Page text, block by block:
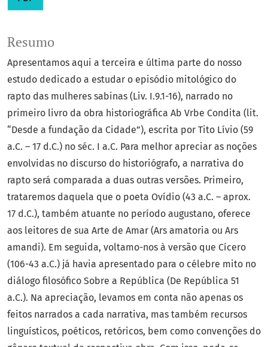
Resumo
Apresentamos aqui a terceira e última parte do nosso
estudo dedicado a estudar o episódio mitológico do
rapto das mulheres sabinas (Liv. I.9.1-16), narrado no
primeiro livro da obra historiográfica Ab Vrbe Condita (lit.
“Desde a fundação da Cidade”), escrita por Tito Lívio (59
a.C. – 17 d.C.) no séc. I a.C. Para melhor apreciar as noções
envolvidas no discurso do historiógrafo, a narrativa do
rapto será comparada a duas outras versões. Primeiro,
trataremos daquela que o poeta Ovídio (43 a.C. – aprox.
17 d.C.), também atuante no período augustano, oferece
aos leitores de sua Arte de Amar (Ars amatoria ou Ars
amandi). Em seguida, voltamo-nos à versão que Cícero
(106-43 a.C.) já havia apresentado para o célebre mito no
diálogo filosófico Sobre a República (De República 51
a.C.). Na apreciação, levamos em conta não apenas os
feitos narrados a cada narrativa, mas também recursos
linguísticos, poéticos, retóricos, bem como convenções do